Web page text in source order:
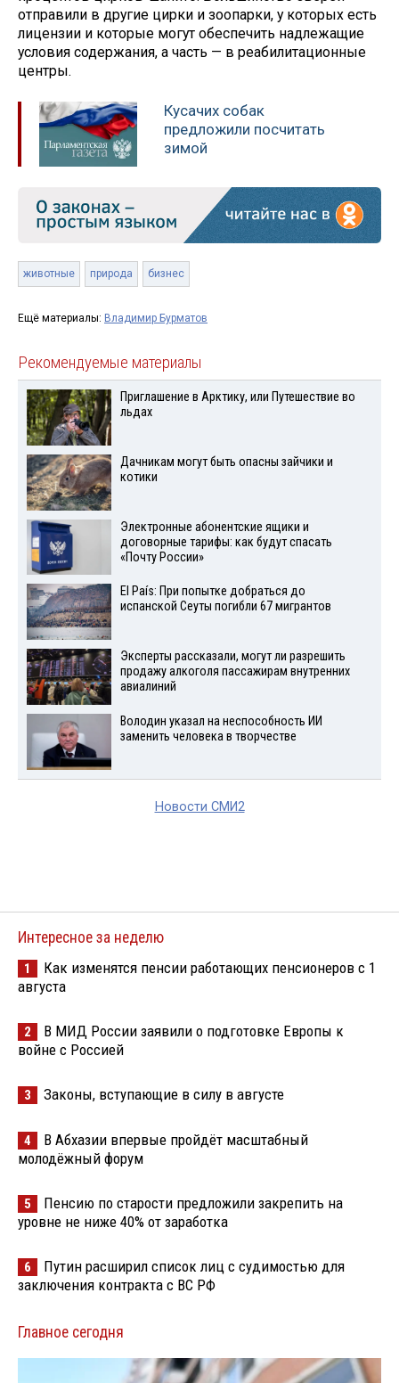
отправили в другие цирки и зоопарки, у которых есть
лицензии и которые могут обеспечить надлежащие
условия содержания, а часть — в реабилитационные
центры.
Кусачих собак
предложили посчитать
зимой
животные природа бизнес
Ещё материалы: Владимир Бурматов
Рекомендуемые материалы
Приглашение в Арктику, или Путешествие во
льдах
Дачникам могут быть опасны зайчики и
котики
Электронные абонентские ящики и
договорные тарифы: как будут спасать
«Почту России»
El País: При попытке добраться до
испанской Сеуты погибли 67 мигрантов
Эксперты рассказали, могут ли разрешить
продажу алкоголя пассажирам внутренних
авиалиний
Володин указал на неспособность ИИ
заменить человека в творчестве
Новости СМИ2
Интересное за неделю
1
Как изменятся пенсии работающих пенсионеров с 1
августа
2
В МИД России заявили о подготовке Европы к
войне с Россией
3 Законы, вступающие в силу в августе
4
В Абхазии впервые пройдёт масштабный
молодёжный форум
5
Пенсию по старости предложили закрепить на
уровне не ниже 40% от заработка
6
Путин расширил список лиц с судимостью для
заключения контракта с ВС РФ
Главное сегодня